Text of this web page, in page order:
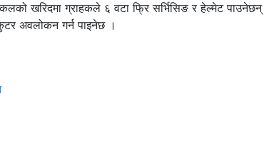
खरिदमा ग्राहकले ६ वटा फ्रि सर्भिसिङ र हेल्मेट पाउनेछन्
अवलोकन गर्न पाइनेछ ।